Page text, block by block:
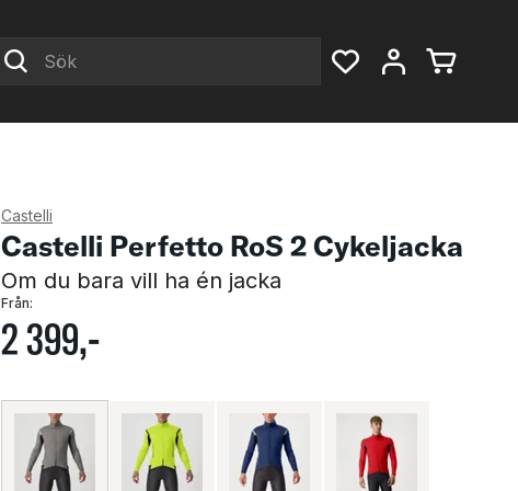
Castelli
Castelli Perfetto RoS 2 Cykeljacka
Om du bara vill ha én jacka
2399,-
Från: